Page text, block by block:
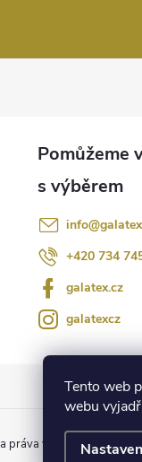
Tento web
webu
info@
+420 734
galatex.cz
galatexcz
práva vyhrazena.Upravit